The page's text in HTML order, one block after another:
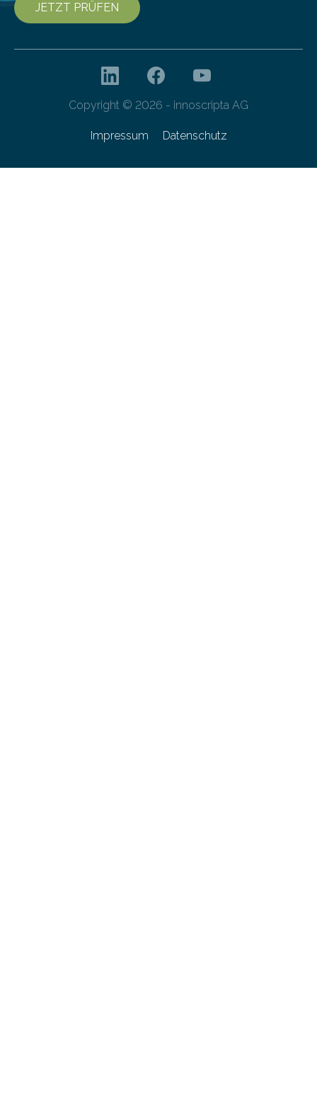
JETZT PRÜFEN
Copyright © 2026 - innoscripta AG
Impressum Datenschutz